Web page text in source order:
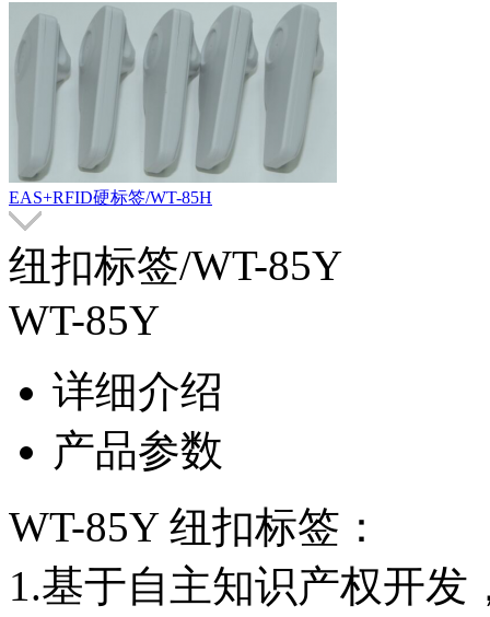
EAS+RFID硬标签/WT-85H
纽扣标签/WT-85Y
WT-85Y
详细介绍
产品参数
WT-85Y 纽扣标签：
1.基于自主知识产权开